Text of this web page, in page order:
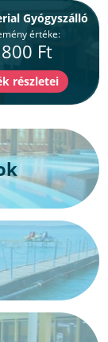
Gyógyszálló
értéke:
Ft